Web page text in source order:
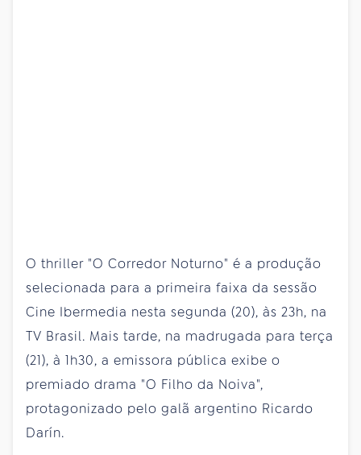
O thriller "O Corredor Noturno" é a produção
selecionada para a primeira faixa da sessão
Cine Ibermedia nesta segunda (20), às 23h, na
TV Brasil. Mais tarde, na madrugada para terça
(21), à 1h30, a emissora pública exibe o
premiado drama "O Filho da Noiva",
protagonizado pelo galã argentino Ricardo
Darín.